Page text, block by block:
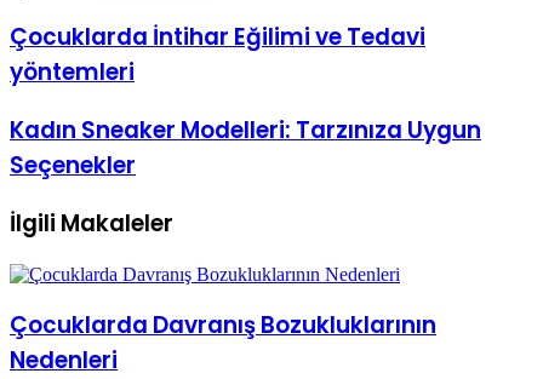
Çocuklarda
İntihar
Eğilimi
yöntemleri
Çocuklarda İntihar Eğilimi ve Tedavi
yöntemleri
Kadın
Sneaker
Modelleri:
Uygun
Seçenekler
Kadın Sneaker Modelleri: Tarzınıza Uygun
Seçenekler
İlgili Makaleler
Çocuklarda Davranış Bozukluklarının
Nedenleri